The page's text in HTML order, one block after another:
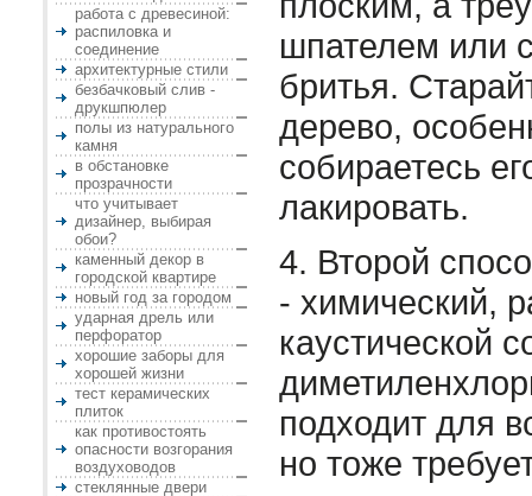
работа с древесиной:
распиловка и
соединение
архитектурные стили
безбачковый слив -
друкшпюлер
полы из натурального
камня
в обстановке
прозрачности
что учитывает
дизайнер, выбирая
обои?
каменный декор в
городской квартире
новый год за городом
ударная дрель или
перфоратор
хорошие заборы для
хорошей жизни
тест керамических
плиток
как противостоять
опасности возгорания
воздуховодов
стеклянные двери
шпателем или
бритья.
дерево,
собираетесь
лакировать.
4. Второй
- химический,
каустической
подходит для
но тоже